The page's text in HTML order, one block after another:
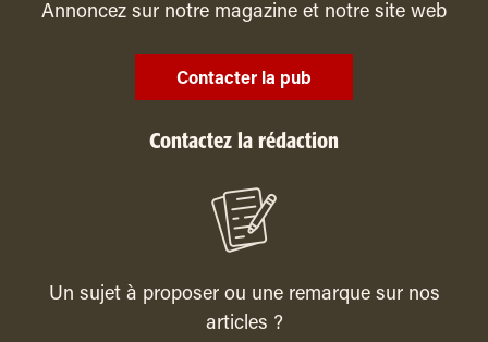
Annoncez sur notre magazine et notre site web
Contacter la pub
Contactez la rédaction
Un sujet à proposer ou une remarque sur nos
articles ?